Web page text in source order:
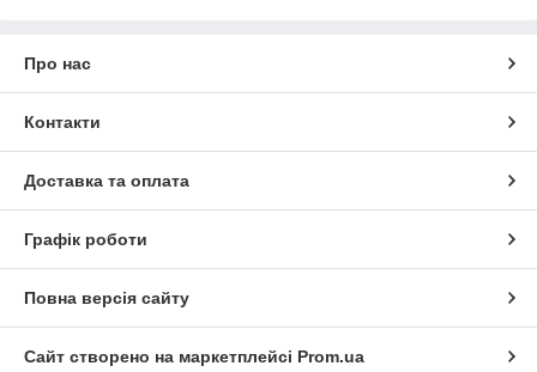
Про нас
Контакти
Доставка та оплата
Графік роботи
Повна версія сайту
Сайт створено на маркетплейсі Prom.ua